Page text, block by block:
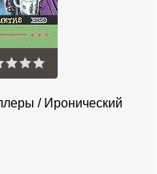
/ Иронический